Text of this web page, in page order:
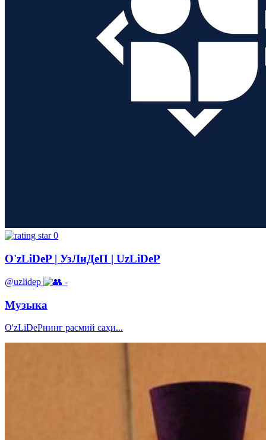
0
O'zLiDeP | УзЛиДеП | UzLiDeP
@uzlidep -
Музыка
O'zLiDePнинг расмий саҳи...